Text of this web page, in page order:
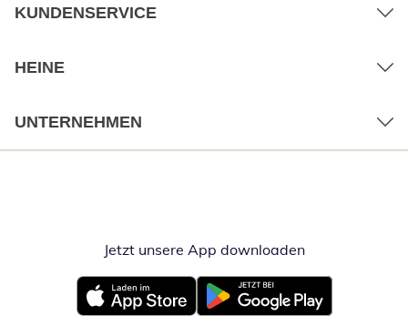
KUNDENSERVICE
HEINE
UNTERNEHMEN
Jetzt unsere App downloadenÖffnet in
Öffnet in neuem FensterÖffnet in neuem Fenster